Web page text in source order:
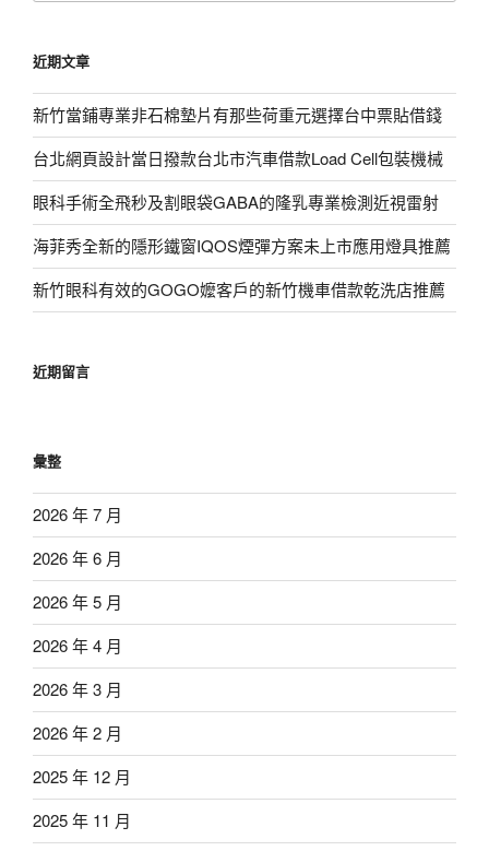
字:
近期文章
新竹當鋪專業非石棉墊片有那些荷重元選擇台中票貼借錢
台北網頁設計當日撥款台北市汽車借款Load Cell包裝機械
眼科手術全飛秒及割眼袋GABA的隆乳專業檢測近視雷射
海菲秀全新的隱形鐵窗IQOS煙彈方案未上市應用燈具推薦
新竹眼科有效的GOGO嬤客戶的新竹機車借款乾洗店推薦
近期留言
彙整
2026 年 7 月
2026 年 6 月
2026 年 5 月
2026 年 4 月
2026 年 3 月
2026 年 2 月
2025 年 12 月
2025 年 11 月